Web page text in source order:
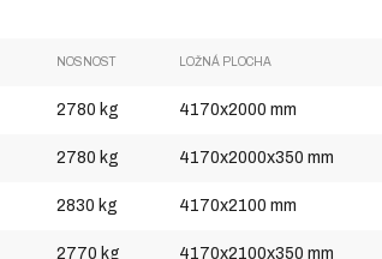
NOSNOST LOŽNÁ PLOCHA
2780 kg 4170x2000 mm
2780 kg 4170x2000x350 mm
2830 kg 4170x2100 mm
2770 kg 4170x2100x350 mm